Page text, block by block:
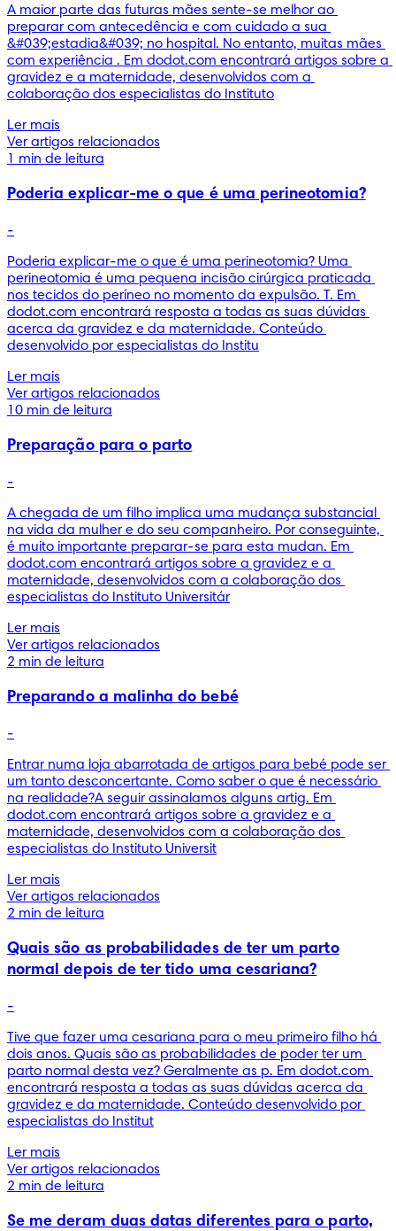
A maior parte das futuras mães sente-se melhor ao
preparar com antecedência e com cuidado a sua
&#039;estadia&#039; no hospital. No entanto, muitas mães
com experiência . Em dodot.com encontrará artigos sobre a
gravidez e a maternidade, desenvolvidos com a
colaboração dos especialistas do Instituto
Ler mais
Ver artigos relacionados
1 min de leitura
Poderia explicar-me o que é uma perineotomia?
-
Poderia explicar-me o que é uma perineotomia? Uma
perineotomia é uma pequena incisão cirúrgica praticada
nos tecidos do períneo no momento da expulsão. T. Em
dodot.com encontrará resposta a todas as suas dúvidas
acerca da gravidez e da maternidade. Conteúdo
desenvolvido por especialistas do Institu
Ler mais
Ver artigos relacionados
10 min de leitura
Preparação para o parto
-
A chegada de um filho implica uma mudança substancial
na vida da mulher e do seu companheiro. Por conseguinte,
é muito importante preparar-se para esta mudan. Em
dodot.com encontrará artigos sobre a gravidez e a
maternidade, desenvolvidos com a colaboração dos
especialistas do Instituto Universitár
Ler mais
Ver artigos relacionados
2 min de leitura
Preparando a malinha do bebé
-
Entrar numa loja abarrotada de artigos para bebé pode ser
um tanto desconcertante. Como saber o que é necessário
na realidade?A seguir assinalamos alguns artig. Em
dodot.com encontrará artigos sobre a gravidez e a
maternidade, desenvolvidos com a colaboração dos
especialistas do Instituto Universit
Ler mais
Ver artigos relacionados
2 min de leitura
Quais são as probabilidades de ter um parto
normal depois de ter tido uma cesariana?
-
Tive que fazer uma cesariana para o meu primeiro filho há
dois anos. Quais são as probabilidades de poder ter um
parto normal desta vez? Geralmente as p. Em dodot.com
encontrará resposta a todas as suas dúvidas acerca da
gravidez e da maternidade. Conteúdo desenvolvido por
especialistas do Institut
Ler mais
Ver artigos relacionados
2 min de leitura
Se me deram duas datas diferentes para o parto,